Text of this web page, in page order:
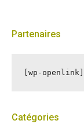
Partenaires
[wp-openlink]
Catégories